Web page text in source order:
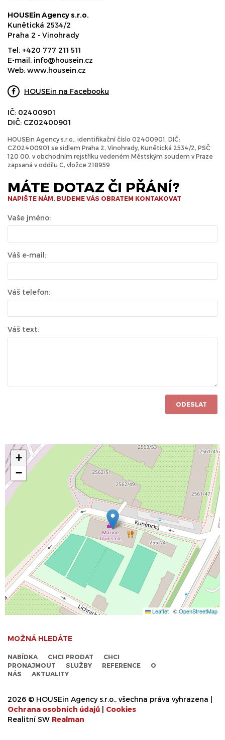
HOUSEin Agency s.r.o.
Kunětická 2534/2
Praha 2 - Vinohrady
Tel: +420 777 211 511
E-mail: info@housein.cz
Web: www.housein.cz
HOUSEin na Facebooku
IČ: 02400901
DIČ: CZ02400901
HOUSEin Agency s.r.o., identifikační číslo 02400901, DIČ:
CZ02400901 se sídlem Praha 2, Vinohrady, Kunětická 2534/2, PSČ
120 00, v obchodním rejstříku vedeném Městským soudem v Praze
zapsaná v oddílu C, vložce 218959
MÁTE DOTAZ ČI PŘÁNÍ?
NAPIŠTE NÁM, BUDEME VÁS OBRATEM KONTAKOVAT
Vaše jméno:
Váš e-mail:
Váš telefon:
Váš text:
ODESLAT
+
−
Leaflet | ©OpenStreetMap
MOŽNÁ HLEDÁTE
NABÍDKA CHCI PRODAT
CHCI
PRONAJMOUT
SLUŽBY REFERENCE
O
NÁS
AKTUALITY
2026 © HOUSEin Agency s.r.o., všechna práva vyhrazena |
Ochrana osobních údajů
Cookies
Realitní SW Realman